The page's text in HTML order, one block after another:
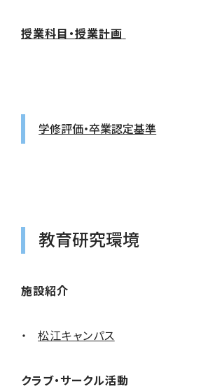
授業科目・授業計画
学修評価・卒業認定基準
教育研究環境
施設紹介
松江キャンパス
クラブ・サークル活動